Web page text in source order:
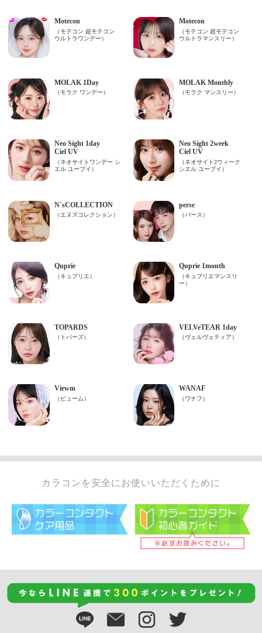
カラコンを安全にお使いいただくために